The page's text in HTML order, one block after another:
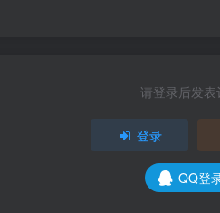
请登录后发表
登录
QQ登